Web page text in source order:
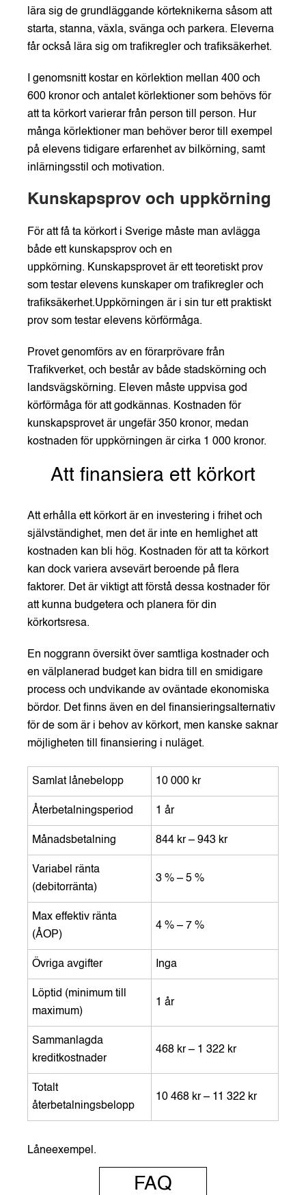
lära sig de grundläggande körteknikerna såsom att
starta, stanna, växla, svänga och parkera. Eleverna
får också lära sig om trafikregler och trafiksäkerhet.
I genomsnitt kostar en körlektion mellan 400 och
600 kronor och antalet körlektioner som behövs för
att ta körkort varierar från person till person. Hur
många körlektioner man behöver beror till exempel
på elevens tidigare erfarenhet av bilkörning, samt
inlärningsstil och motivation.
Kunskapsprov och uppkörning
För att få ta körkort i Sverige måste man avlägga
både ett kunskapsprov och en
uppkörning. Kunskapsprovet är ett teoretiskt prov
som testar elevens kunskaper om trafikregler och
trafiksäkerhet.Uppkörningen är i sin tur ett praktiskt
prov som testar elevens körförmåga.
Provet genomförs av en förarprövare från
Trafikverket, och består av både stadskörning och
landsvägskörning. Eleven måste uppvisa god
körförmåga för att godkännas. Kostnaden för
kunskapsprovet är ungefär 350 kronor, medan
kostnaden för uppkörningen är cirka 1 000 kronor.
Att finansiera ett körkort
Att erhålla ett körkort är en investering i frihet och
självständighet, men det är inte en hemlighet att
kostnaden kan bli hög. Kostnaden för att ta körkort
kan dock variera avsevärt beroende på flera
faktorer. Det är viktigt att förstå dessa kostnader för
att kunna budgetera och planera för din
körkortsresa.
En noggrann översikt över samtliga kostnader och
en välplanerad budget kan bidra till en smidigare
process och undvikande av oväntade ekonomiska
bördor. Det finns även en del finansieringsalternativ
för de som är i behov av körkort, men kanske saknar
möjligheten till finansiering i nuläget.
Samlat lånebelopp 10 000 kr
Återbetalningsperiod 1 år
Månadsbetalning 844 kr – 943 kr
Variabel ränta
(debitorränta)
3 % – 5 %
Max effektiv ränta
(ÅOP)
4 % – 7 %
Övriga avgifter Inga
Löptid (minimum till
maximum)
1 år
Sammanlagda
kreditkostnader
468 kr – 1 322 kr
Totalt
återbetalningsbelopp
10 468 kr – 11 322 kr
Låneexempel.
FAQ